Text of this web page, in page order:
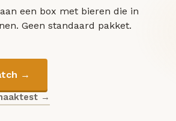
een box met bieren die in
Geen standaard pakket.
→
→